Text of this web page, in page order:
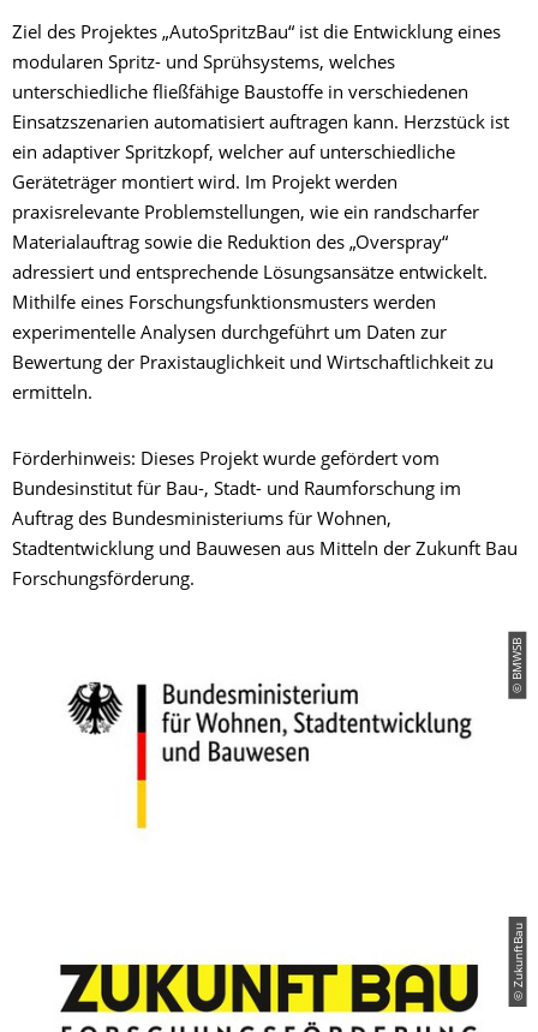
Ziel des Projektes „AutoSpritzBau“ ist die Entwicklung eines
modularen Spritz- und Sprühsystems, welches
unterschiedliche fließfähige Baustoffe in verschiedenen
Einsatzszenarien automatisiert auftragen kann. Herzstück ist
ein adaptiver Spritzkopf, welcher auf unterschiedliche
Geräteträger montiert wird. Im Projekt werden
praxisrelevante Problemstellungen, wie ein randscharfer
Materialauftrag sowie die Reduktion des „Overspray“
adressiert und entsprechende Lösungsansätze entwickelt.
Mithilfe eines Forschungsfunktionsmusters werden
experimentelle Analysen durchgeführt um Daten zur
Bewertung der Praxistauglichkeit und Wirtschaftlichkeit zu
ermitteln.
Förderhinweis: Dieses Projekt wurde gefördert vom
Bundesinstitut für Bau-, Stadt- und Raumforschung im
Auftrag des Bundesministeriums für Wohnen,
Stadtentwicklung und Bauwesen aus Mitteln der Zukunft Bau
Forschungsförderung.
© BMWSB
© ZukunftBau